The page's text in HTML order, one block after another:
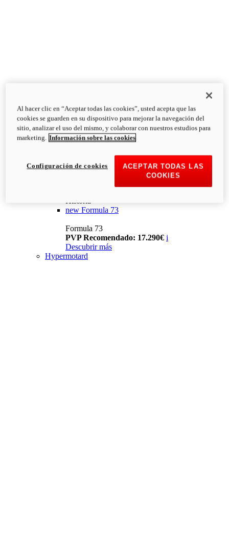
Historia
new Formula 73
Formula 73
PVP Recomendado: 17.290€ i
Descubrir más
Hypermotard
Al hacer clic en “Aceptar todas las cookies”, usted acepta que las
cookies se guarden en su dispositivo para mejorar la navegación del
sitio, analizar el uso del mismo, y colaborar con nuestros estudios para
marketing. Información sobre las cookies
ACEPTAR TODAS LAS
COOKIES
Configuración de cookies